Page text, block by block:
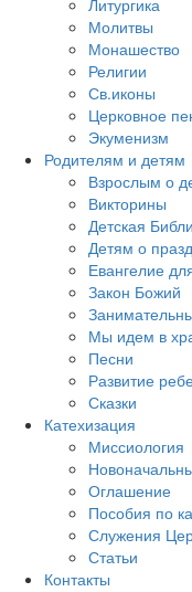
Литургика
Молитвы
Монашество
Религии
Св.иконы
Церковное
Экуменизм
Родителям и детям
Взрослым о
Викторины
Детская
Детям о
Евангелие
Закон Божий
Мы идем в
Песни
Развитие
Сказки
Катехизация
Миссиология
Оглашение
Пособия по
Служения
Статьи
Контакты